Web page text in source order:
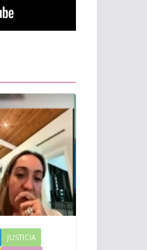
JUSTICIA